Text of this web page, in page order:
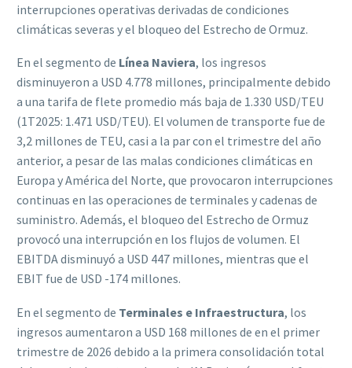
interrupciones operativas derivadas de condiciones
climáticas severas y el bloqueo del Estrecho de Ormuz.
En el segmento de Línea Naviera, los ingresos
disminuyeron a USD 4.778 millones, principalmente debido
a una tarifa de flete promedio más baja de 1.330 USD/TEU
(1T2025: 1.471 USD/TEU). El volumen de transporte fue de
3,2 millones de TEU, casi a la par con el trimestre del año
anterior, a pesar de las malas condiciones climáticas en
Europa y América del Norte, que provocaron interrupciones
continuas en las operaciones de terminales y cadenas de
suministro. Además, el bloqueo del Estrecho de Ormuz
provocó una interrupción en los flujos de volumen. El
EBITDA disminuyó a USD 447 millones, mientras que el
EBIT fue de USD -174 millones.
En el segmento de Terminales e Infraestructura, los
ingresos aumentaron a USD 168 millones de en el primer
trimestre de 2026 debido a la primera consolidación total